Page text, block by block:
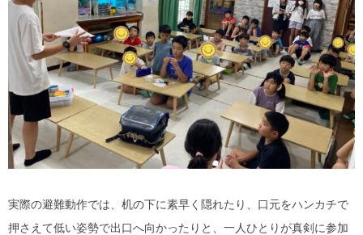
実際の避難動作では、机の下に素早く隠れたり、口元をハンカチで
押さえて低い姿勢で出口へ向かったりと、一人ひとりが真剣に参加